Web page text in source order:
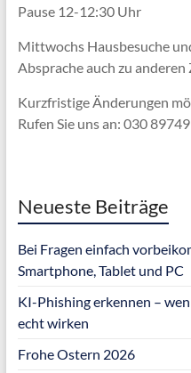
Pause 12-12:30 Uhr
Mittwochs Hausbesuche
Abspracheauch zu anderen
Kurzfristige Änderungen
Rufen Sie uns an: 030
Neueste Beiträge
Bei Fragen einfach
Smartphone, Tablet und PC
KI-Phishing erkennen –
echt wirken
Frohe Ostern 2026